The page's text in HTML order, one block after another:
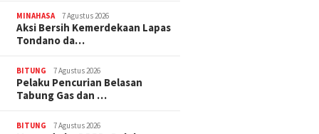
MINAHASA 7 Agustus 2026
Aksi Bersih Kemerdekaan Lapas
Tondano da…
BITUNG 7 Agustus 2026
Pelaku Pencurian Belasan
Tabung Gas dan …
BITUNG 7 Agustus 2026